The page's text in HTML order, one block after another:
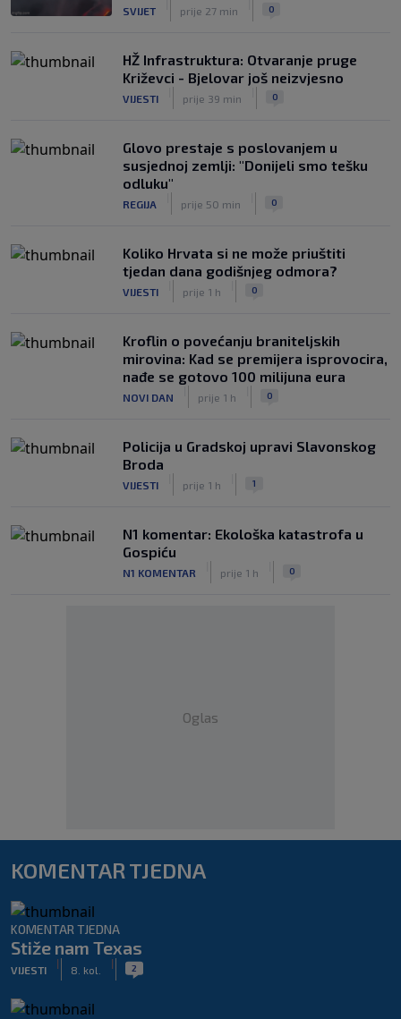
SVIJET prije 27 min 0
HŽ Infrastruktura: Otvaranje pruge
Križevci - Bjelovar još neizvjesno
VIJESTI prije 39 min 0
Glovo prestaje s poslovanjem u
susjednoj zemlji: "Donijeli smo tešku
odluku"
REGIJA prije 50 min 0
Koliko Hrvata si ne može priuštiti
tjedan dana godišnjeg odmora?
VIJESTI prije 1 h 0
Kroflin o povećanju braniteljskih
mirovina: Kad se premijera isprovocira,
nađe se gotovo 100 milijuna eura
NOVI DAN prije 1 h 0
Policija u Gradskoj upravi Slavonskog
Broda
VIJESTI prije 1 h 1
N1 komentar: Ekološka katastrofa u
Gospiću
N1 KOMENTAR prije 1 h 0
Oglas
KOMENTAR TJEDNA
KOMENTAR TJEDNA
Stiže nam Texas
VIJESTI
|
8. kol.
| 2